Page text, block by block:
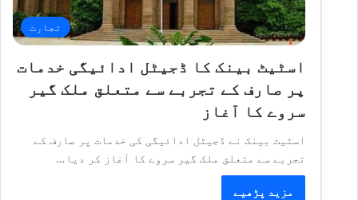
تجارت
اسٹیٹ بینک کا ڈجیٹل ادائیگی خدمات
پر صارف کے تجربے سے متعلق ملک گیر
سروے کا آغاز
اسٹیٹ بینک نے ڈجیٹل ادائیگی کی خدمات پر صارف کے
تجربے سے متعلق ملک گیر سروے کا آغاز کر دیا…
مزید پڑھیے